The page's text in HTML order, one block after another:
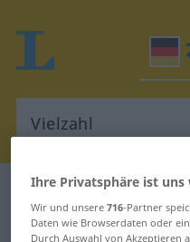
Deutsch-Persisch
Deutsch-
Ihre Privatsphäre ist uns
Wir und unsere 716-Partner
Daten wie Browserdaten oder
Durch Auswahl von Akzeptieren